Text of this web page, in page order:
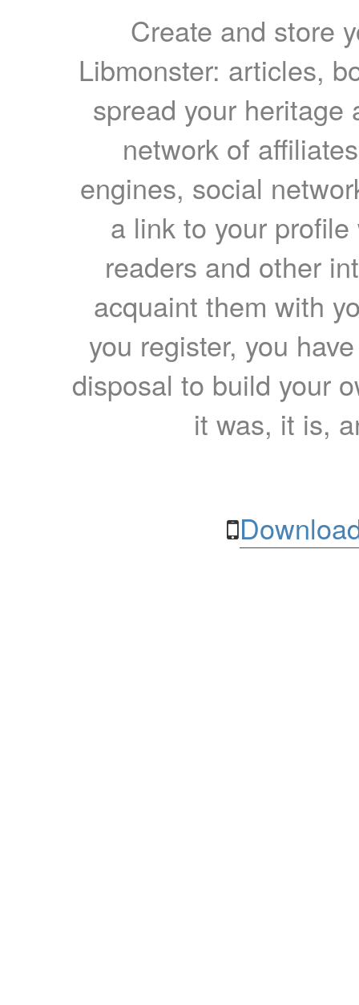
Create and store
Libmonster: articles,
spread your heritage
network of
engines, social
a link to your
readers and other
acquaint them with
you register, you
disposal to build your
it was, it is,